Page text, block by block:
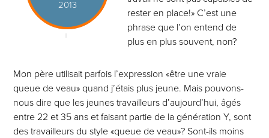
2013
rester en place!» C’est une
phrase que l’on entend de
plus en plus souvent, non?
Mon père utilisait parfois l’expression «être une vraie
queue de veau» quand j’étais plus jeune. Mais pouvons-
nous dire que les jeunes travailleurs d’aujourd’hui, âgés
entre 22 et 35 ans et faisant partie de la génération Y, sont
des travailleurs du style «queue de veau»? Sont-ils moins